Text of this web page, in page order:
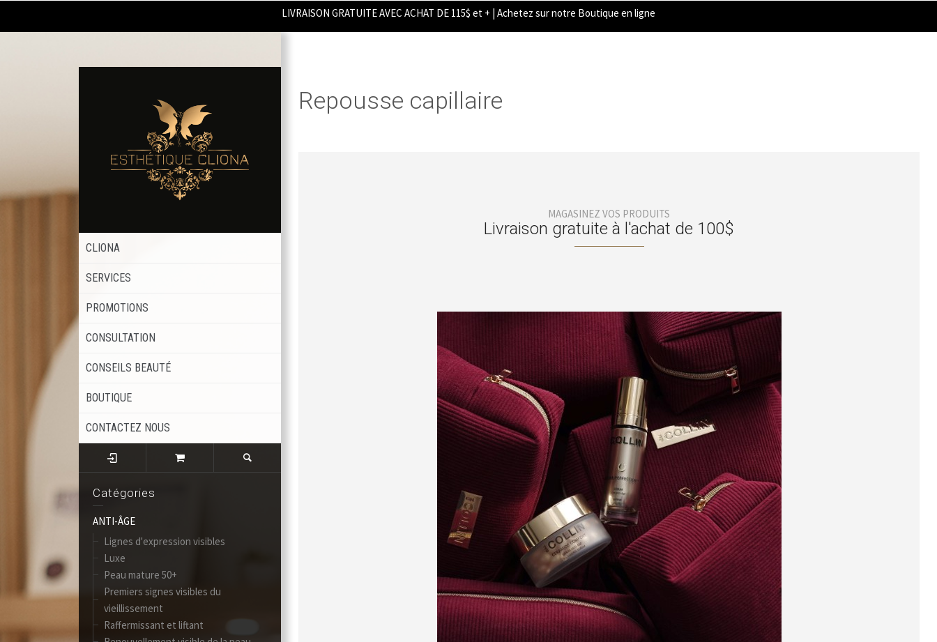
LIVRAISON GRATUITE AVEC ACHAT DE 115$ et + | Achetez sur notre Boutique en ligne
CLIONA
SERVICES
PROMOTIONS
CONSULTATION
CONSEILS BEAUTÉ
BOUTIQUE
CONTACTEZ NOUS
Catégories
ANTI-ÂGE
Lignes d'expression visibles
Luxe
Peau mature 50+
Premiers signes visibles du
vieillissement
Raffermissant et liftant
Repousse capillaire
MAGASINEZ VOS PRODUITS
Livraison gratuite à l'achat de 100$